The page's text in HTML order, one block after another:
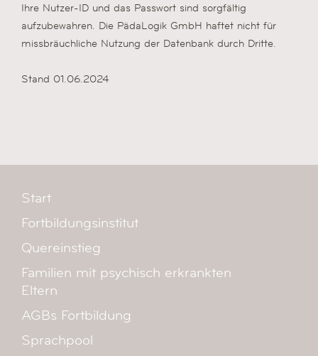
Ihre Nutzer-ID und das Passwort sind sorgfältig
aufzubewahren. Die PädaLogik GmbH haftet nicht für
missbräuchliche Nutzung der Datenbank durch Dritte.
Stand 01.06.2024
Start
Fortbildungsinstitut
Quereinstieg
Familien mit psychisch erkrankten
Eltern
AGBs Fortbildung
Sprachpool